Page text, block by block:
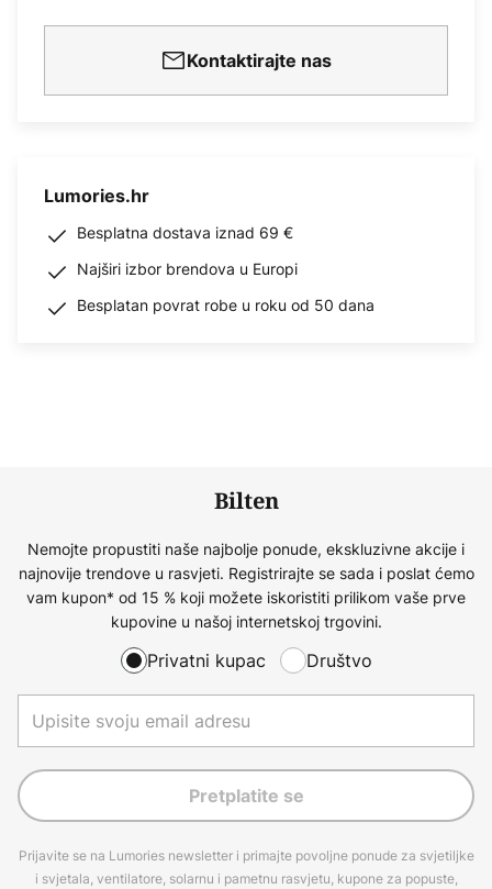
Kontaktirajte nas
Lumories.hr
Besplatna dostava iznad 69 €
Najširi izbor brendova u Europi
Besplatan povrat robe u roku od 50 dana
Bilten
Nemojte propustiti naše najbolje ponude, ekskluzivne akcije i
najnovije trendove u rasvjeti. Registrirajte se sada i poslat ćemo
vam kupon* od 15 % koji možete iskoristiti prilikom vaše prve
kupovine u našoj internetskoj trgovini.
Privatni kupac Društvo
Pretplatite se
Prijavite se na Lumories newsletter i primajte povoljne ponude za svjetiljke
i svjetala, ventilatore, solarnu i pametnu rasvjetu, kupone za popuste,